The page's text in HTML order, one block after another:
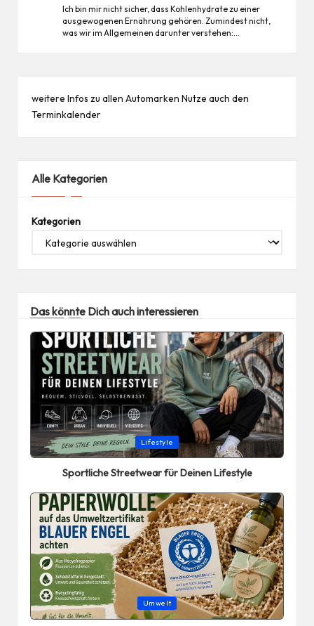
Ich bin mir nicht sicher, dass Kohlenhydrate zu einer
ausgewogenen Ernährung gehören. Zumindest nicht,
was wir im Allgemeinen darunter verstehen:…
weitere Infos zu allen Automarken Nutze auch den
Terminkalender
Alle Kategorien
Kategorien
Das könnte Dich auch interessieren
Posted
in
Lifestyle
Sportliche Streetwear für Deinen Lifestyle
Posted
in
Umwelt